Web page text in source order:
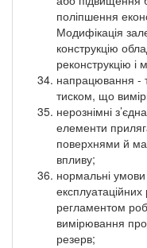
поліпшення
Модифікація
конструкцію
реконструкцію і
напрацювання -
тиском, що
нерознімні
елементи
поверхнями й
впливу;
нормальні умови
регламентом
вимірювання
резерв;